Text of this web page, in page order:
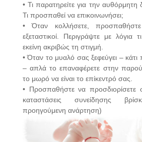
• Τι παρατηρείτε για την αυθόρμητη
Τι προσπαθεί να επικοινωνήσει;
• Όταν κολλήσετε,
εξεταστικοί. Περιγράψτε με λόγια
εκείνη ακριβώς τη στιγμή.
• Όταν το μυαλό σας ξεφεύγει –
– απλά το επαναφέρετε στην
το μωρό να είναι το επίκεντρό σας.
• Προσπαθήστε να προσδιορίσετε
καταστάσεις συνείδησης
προηγούμενη ανάρτηση)